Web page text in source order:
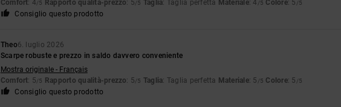
Comfort: 4/5 Rapporto qualità-prezzo: 5/5 Taglia: Taglia perfetta Materiale: 4 /5 Colore: 5 /5
Consiglio questo prodotto
Theo6. luglio 2026
Scarpe robuste e prezzo in saldo davvero conveniente
Mostra originale - Français
Comfort: 5/5 Rapporto qualità-prezzo: 5/5 Taglia: Taglia perfetta Materiale: 5 /5 Colore: 5 /5
Consiglio questo prodotto